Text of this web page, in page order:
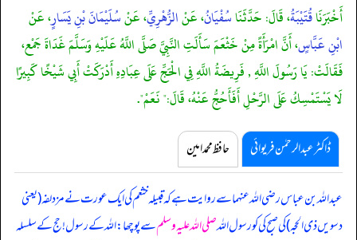
أَخْبَرَنَاقُتَيْبَةُ، قَالَ: حَدَّثَنَاسُفْيَانُ، عَنْالزُّهْرِيِّ، عَنْسُلَيْمَانَ بْنِ يَسَارٍ، عَنْ
ابْنِ عَبَّاسٍ، أَنَّ امْرَأَةً مِنْ خَثْعَمَ سَأَلَتِ النَّبِيَّ صَلَّى اللَّهُ عَلَيْهِ وَسَلَّمَ غَدَاةَ جَمْع،
فَقَالَتْ: يَا رَسُولَ اللَّهِ , فَرِيضَةُ اللَّهِ فِي الْحَجِّ عَلَى عِبَادِهِ أَدْرَكَتْ أَبِي شَيْخًا كَبِيرًا
لَا يَسْتَمْسِكُ عَلَى الرَّحْلِ أَفَأَحُجُّ عَنْهُ، قَالَ:" نَعَمْ".
ڈاکٹر عبدالرحمٰن فریوائی حافظ محمد امین
عبداللہ بن عباس رضی الله عنہما سے روایت ہے کہقبیلہ خثعم کی ایک عورت نے مزدلفہ (یعنی
دسویں ذی الحجہ) کی صبح کی کو رسول اللہصلی اللہ علیہ وسلمسے پوچھا: اللہ کے رسول! حج کے سلسلہ